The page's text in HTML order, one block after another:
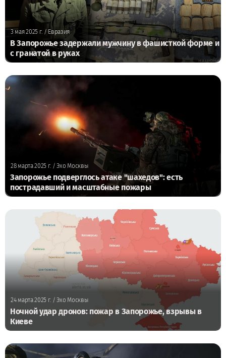
3 мая 2025 г. / Евразия
В Запорожье задержали мужчину в фашисткой форме и
с гранатой в руках
28 марта 2025 г. / Эхо Москвы
Запорожье подверглось атаке "шахедов": есть
пострадавший и масштабные пожары
24 марта 2025 г. / Эхо Москвы
Ночной удар дронов: пожар в Запорожье, взрывы в
Киеве